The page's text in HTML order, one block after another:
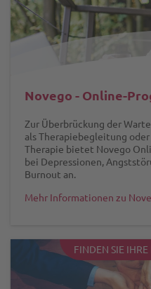
Novego - Online-
Zur Überbrückung der
als Therapiebegleitung
Therapie bietet Novego
bei Depressionen,
Burnout an.
Mehr Informationen zu
FINDEN SIE